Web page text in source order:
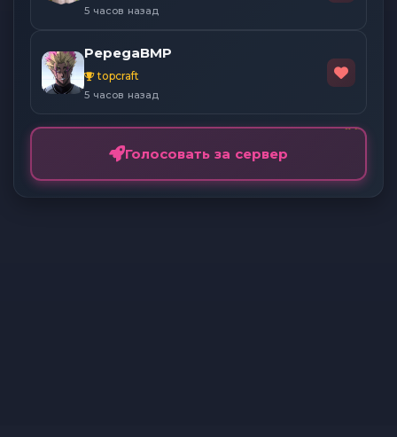
5 часов назад
PepegaBMP
topcraft
5 часов назад
Голосовать за сервер